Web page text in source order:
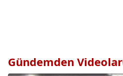
Gündemden Videolar